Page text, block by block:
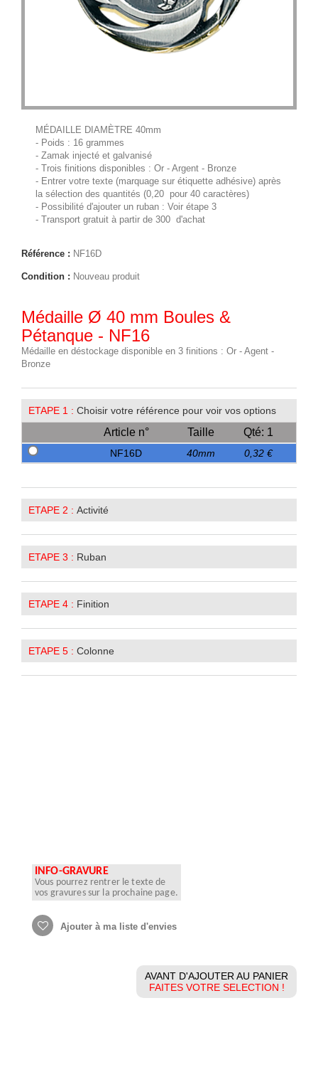
MÉDAILLE DIAMÈTRE 40mm
- Poids : 16 grammes
- Zamak injecté et galvanisé
- Trois finitions disponibles : Or - Argent - Bronze
- Entrer votre texte (marquage sur étiquette adhésive) après
la sélection des quantités (0,20  pour 40 caractères)
- Possibilité d'ajouter un ruban : Voir étape 3
- Transport gratuit à partir de 300  d'achat
Référence : NF16D
Condition : Nouveau produit
Médaille Ø 40 mm Boules &
Pétanque - NF16
Médaille en déstockage disponible en 3 finitions : Or - Agent -
Bronze
ETAPE 1 : Choisir votre référence pour voir vos options
Article n° Taille Qté: 1
NF16D 40mm 0,32 €
ETAPE 2 : Activité
ETAPE 3 : Ruban
ETAPE 4 : Finition
ETAPE 5 : Colonne
INFO-GRAVURE
Vous pourrez rentrer le texte de
vos gravures sur la prochaine page.
Ajouter à ma liste d'envies
AVANT D'AJOUTER AU PANIER
FAITES VOTRE SELECTION !